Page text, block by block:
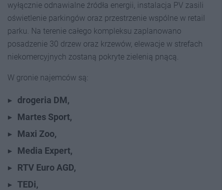
wyłącznie odnawialne źródła energii, instalacja PV zasili
oświetlenie parkingów oraz przestrzenie wspólne w retail
parku. Na terenie całego kompleksu zaplanowano
posadzenie 30 drzew oraz krzewów, elewacje w strefach
niekomercyjnych zostaną pokryte zielenią pnącą.
W gronie najemców są:
drogeria DM,
Martes Sport,
Maxi Zoo,
Media Expert,
RTV Euro AGD,
TEDi,